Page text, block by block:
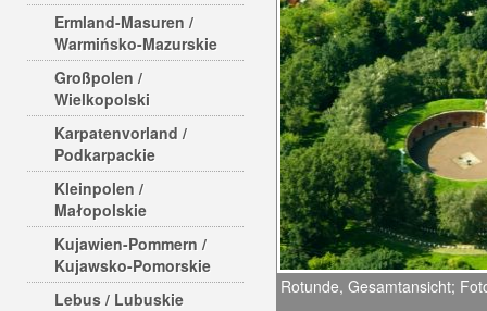
Ermland-Masuren /
Warmińsko-Mazurskie
Großpolen /
Wielkopolski
Karpatenvorland /
Podkarpackie
Kleinpolen /
Małopolskie
Kujawien-Pommern /
Kujawsko-Pomorskie
Lebus / Lubuskie
Rotunde, Gesamtansicht;